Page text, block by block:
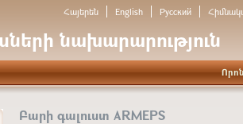
նախարարություն
Հայերեն English Русский
Բարի գալուստ ARMEPS